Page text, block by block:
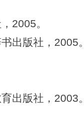
2005。
出版社，2005。
出版社，2003。